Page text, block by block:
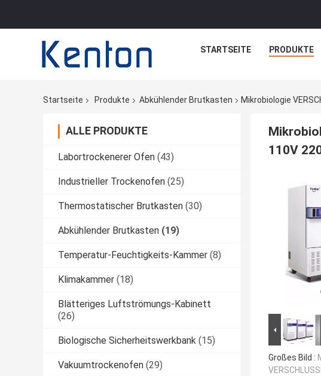
STARTSEITE PRODUKTE
Startseite Produkte Abkühlender Brutkasten Mikrobiologie
ALLE PRODUKTE
Labortrockenerer Ofen (43)
Industrieller Trockenofen (25)
Thermostatischer Brutkasten (30)
Abkühlender Brutkasten (19)
Temperatur-Feuchtigkeits-Kammer (8)
Klimakammer (18)
Blätteriges Luftströmungs-Kabinett
(26)
Biologische Sicherheitswerkbank (15)
Vakuumtrockenofen (29)
110V
Großes Bild :